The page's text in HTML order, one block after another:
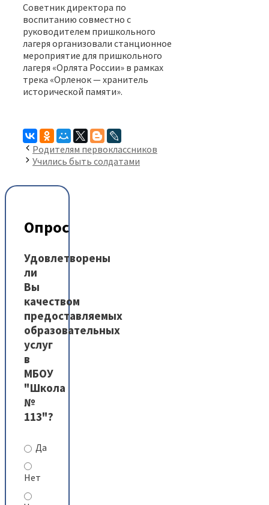
Советник директора по
воспитанию совместно с
руководителем пришкольного
лагеря организовали станционное
мероприятие для пришкольного
лагеря «Орлята России» в рамках
трека «Орленок — хранитель
исторической памяти».
Родителям первоклассников
Учились быть солдатами
Опрос
Удовлетворены
ли
Вы
качеством
предоставляемых
образовательных
услуг
в
МБОУ
"Школа
№
113"?
Да
Нет